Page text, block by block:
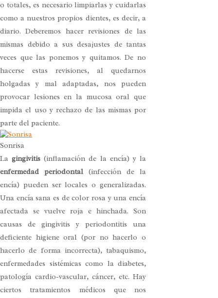
o totales, es necesario limpiarlas y cuidarlas
como a nuestros propios dientes, es decir, a
diario. Deberemos hacer revisiones de las
mismas debido a sus desajustes de tantas
veces que las ponemos y quitamos. De no
hacerse estas revisiones, al quedarnos
holgadas y mal adaptadas, nos pueden
provocar lesiones en la mucosa oral que
impida el uso y rechazo de las mismas por
parte del paciente.
Sonrisa
Lagingivitis (inflamación de la encía) y la
enfermedad periodontal (infección de la
encía) pueden ser locales o generalizadas.
Una encía sana es de color rosa y una encía
afectada se vuelve roja e hinchada. Son
causas de gingivitis y periodontitis una
deficiente higiene oral (por no hacerlo o
hacerlo de forma incorrecta), tabaquismo,
enfermedades sistémicas como la diabetes,
patología cardio-vascular, cáncer, etc. Hay
ciertos tratamientos médicos que nos